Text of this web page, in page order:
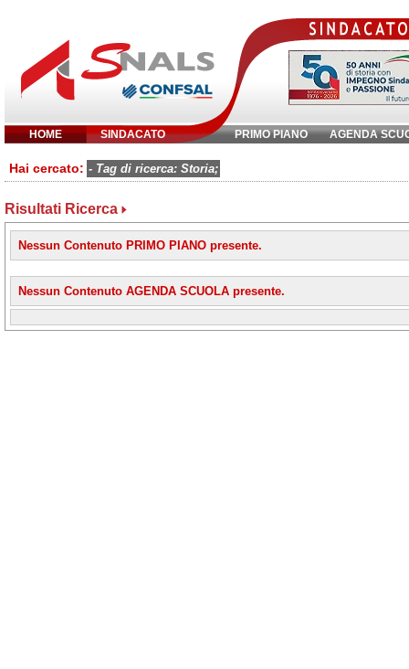
HOME SINDACATO PRIMO PIANO AGENDA
Inserisci parola chiave:
Hai cercato: - Tag di ricerca: Storia;
Risultati Ricerca
Nessun Contenuto PRIMO PIANO presente.
Nessun Contenuto AGENDA SCUOLA presente.